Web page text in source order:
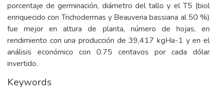
porcentaje de germinación, diámetro del tallo y el T5 (biol
enriquecido con Trichodermas y Beauveria bassiana al 50 %)
fue mejor en altura de planta, número de hojas, en
rendimiento con una producción de 39,417 kgHa-1 y en el
análisis económico con 0.75 centavos por cada dólar
invertido.
Keywords